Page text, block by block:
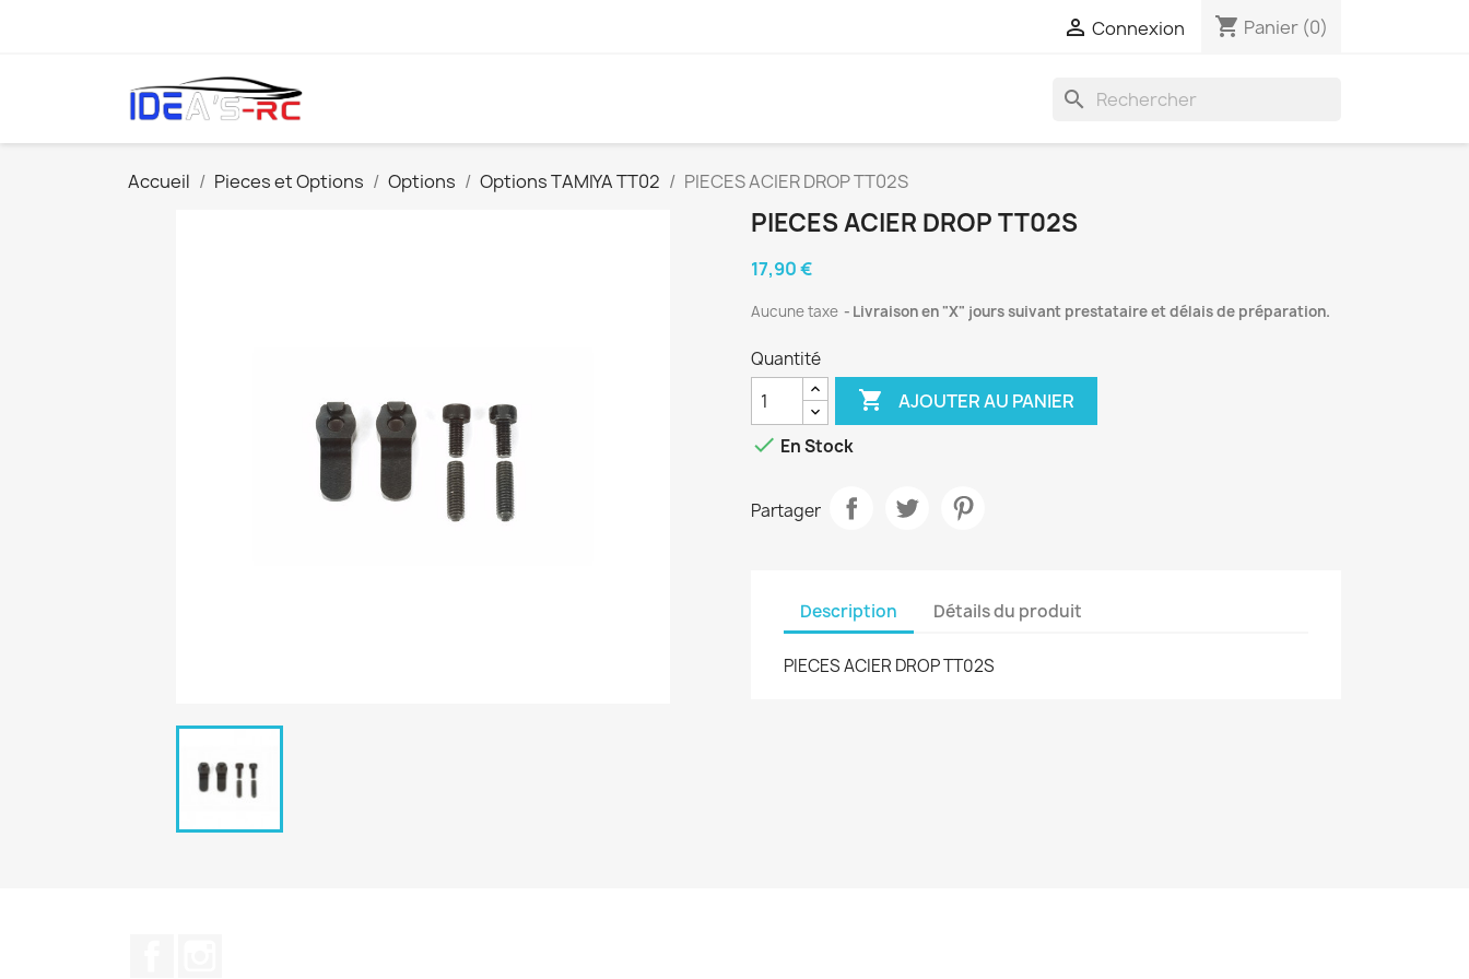
 Connexion shopping_cart Panier (0)
search
Accueil Pieces et Options Options Options TAMIYA TT02 PIECES ACIER DROP TT02S
PIECES ACIER DROP TT02S
17,90 €
Aucune taxe Livraison en "X" jours suivant prestataire et délais de préparation.
Quantité
 AJOUTER AU PANIER
 En Stock
Partager
Description Détails du produit
PIECES ACIER DROP TT02S